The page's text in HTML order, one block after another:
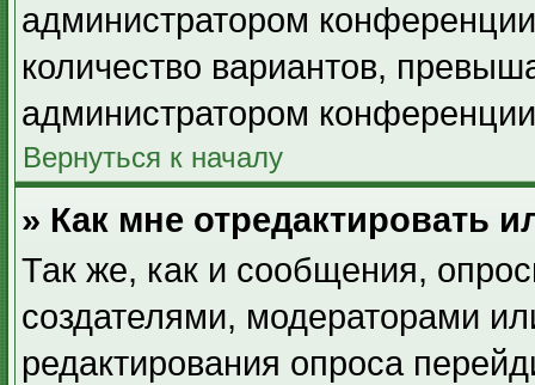
администратором
количество вариантов,
администратором
Вернуться к началу
» Как мне отредактировать
Так же, как и сообщения,
создателями, модераторами
редактирования опроса